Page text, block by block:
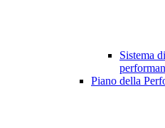
Sistema
Piano della